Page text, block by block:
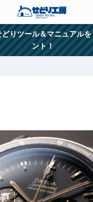
りツール＆マニュアル
ント！